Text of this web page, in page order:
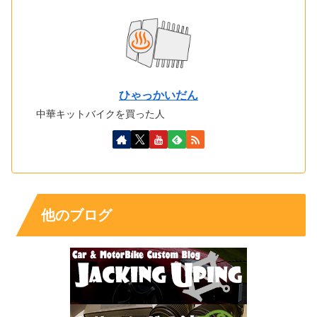
ひゃっかいだん
中華キットバイクを買った人
他のブログ